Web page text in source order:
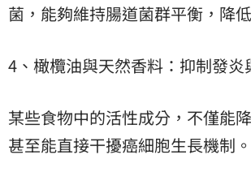
菌，能夠維持腸道菌群平衡，降
4、橄欖油與天然香料：抑制發炎
某些食物中的活性成分，不僅能
甚至能直接干擾癌細胞生長機制。